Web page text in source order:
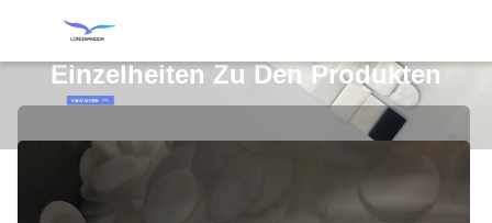
Einzelheiten Zu Den Produkten